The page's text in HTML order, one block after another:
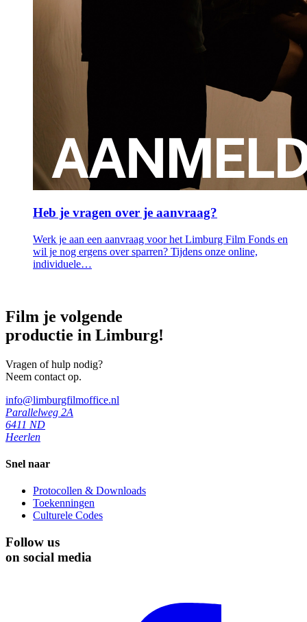
Heb je vragen over je aanvraag?
Werk je aan een aanvraag voor het Limburg Film Fonds en
wil je nog ergens over sparren? Tijdens onze online,
individuele…
Film je volgende
productie in Limburg!
Vragen of hulp nodig?
Neem contact op.
info@limburgfilmoffice.nl
Parallelweg 2A
6411 ND
Heerlen
Snel naar
Protocollen & Downloads
Toekenningen
Culturele Codes
Follow us
on social media